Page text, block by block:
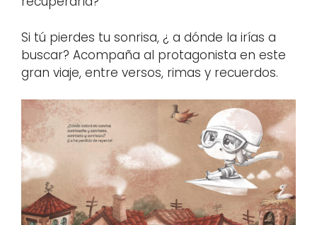
Si tú pierdes tu sonrisa, ¿ a dónde la irías a
buscar? Acompaña al protagonista en este
gran viaje, entre versos, rimas y recuerdos.